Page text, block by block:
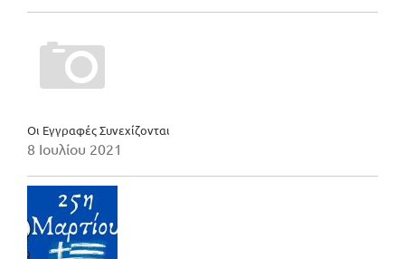
Οι Εγγραφές Συνεχίζονται
8 Ιουλίου 2021